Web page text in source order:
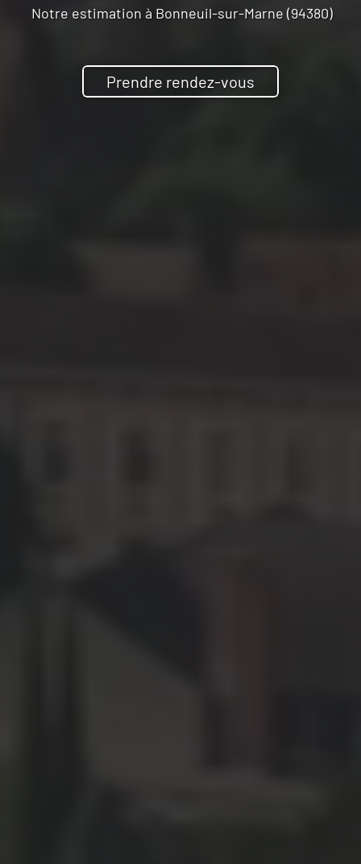
Notre estimation à Bonneuil-sur-Marne (94380)
Prendre rendez-vous